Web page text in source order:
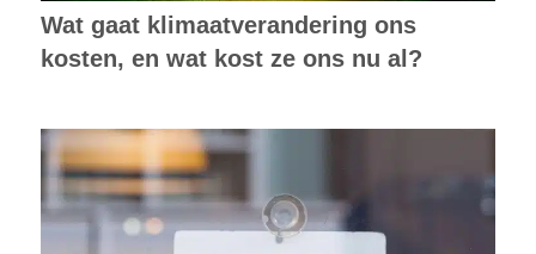
Wat gaat klimaatverandering ons
kosten, en wat kost ze ons nu al?